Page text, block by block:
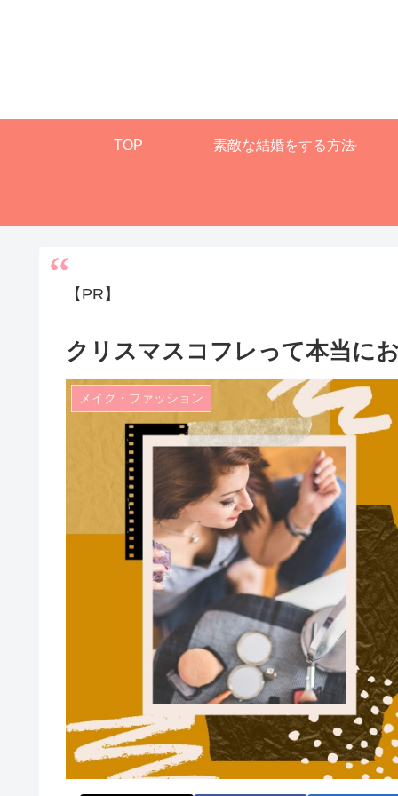
TOP 素敵な結婚をする方法
【PR】
クリスマスコフレって本当に
メイク・ファッション